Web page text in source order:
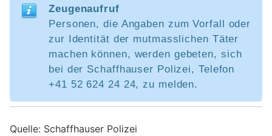
Zeugenaufruf
Personen, die Angaben zum Vorfall oder
zur Identität der mutmasslichen Täter
machen können, werden gebeten, sich
bei der Schaffhauser Polizei, Telefon
+41 52 624 24 24, zu melden.
Quelle: Schaffhauser Polizei